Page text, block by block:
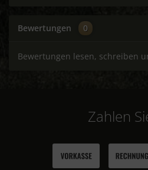
Bewertungen 0
Bewertungen lesen, schreiben
Zahlen